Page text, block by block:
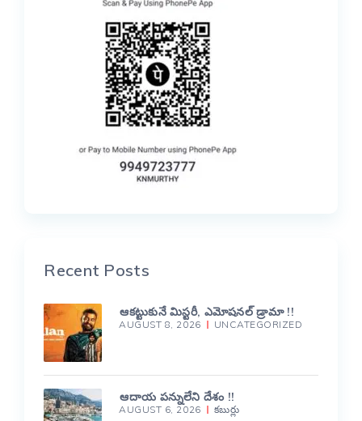
Recent Posts
ఆకట్టుకునే మిస్టరీ, ఎమోషనల్ డ్రామా !!
AUGUST 8, 2026 UNCATEGORIZED
ఆదాయ పన్నులేని దేశం !!
AUGUST 6, 2026 కబుర్లు